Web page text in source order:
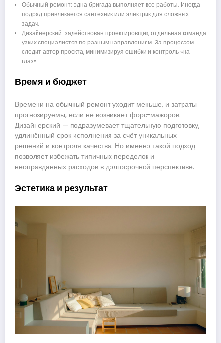
Обычный ремонт: одна бригада выполняет все работы. Иногда
подряд привлекается сантехник или электрик для сложных
задач.
Дизайнерский: задействован проектировщик, отдельная команда
узких специалистов по разным направлениям. За процессом
следит автор проекта, минимизируя ошибки и контроль «на
глаз».
Время и бюджет
Времени на обычный ремонт уходит меньше, и затраты
прогнозируемы, если не возникает форс-мажоров.
Дизайнерский — подразумевает тщательную подготовку,
удлинённый срок исполнения за счёт уникальных
решений и контроля качества. Но именно такой подход
позволяет избежать типичных переделок и
неоправданных расходов в долгосрочной перспективе.
Эстетика и результат